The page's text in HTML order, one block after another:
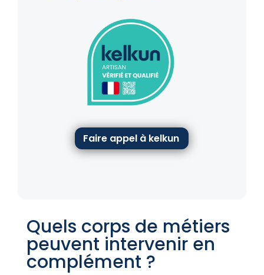
Faire appel à kelkun
Quels corps de métiers
peuvent intervenir en
complément ?